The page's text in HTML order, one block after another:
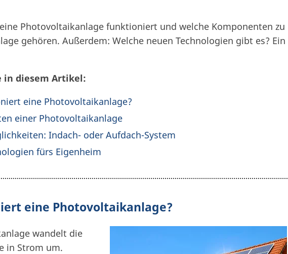
Photovoltaikanlage funktioniert und welche Komponenten zu
gehören. Außerdem: Welche neuen Technologien gibt es? Ein
in diesem Artikel:
eine Photovoltaikanlage?
einer Photovoltaikanlage
Indach- oder Aufdach-System
fürs Eigenheim
eine Photovoltaikanlage?
wandelt die
in Strom um.